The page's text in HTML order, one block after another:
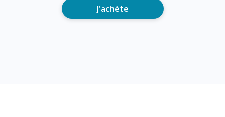
J'achète